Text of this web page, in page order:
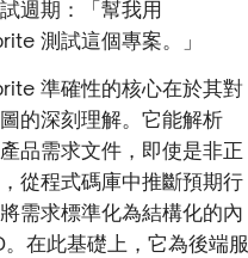
週期：「幫我用
測試這個專案。」
準確性的核心在於其對
的深刻理解。它能解析
品需求文件，即使是非正
從程式碼庫中推斷預期行
需求標準化為結構化的內
。在此基礎上，它為後端服